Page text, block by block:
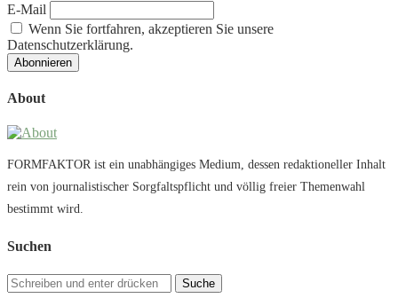
E-Mail
Wenn Sie fortfahren, akzeptieren Sie unsere
Datenschutzerklärung.
About
FORMFAKTOR ist ein unabhängiges Medium, dessen redaktioneller Inhalt
rein von journalistischer Sorgfaltspflicht und völlig freier Themenwahl
bestimmt wird.
Suchen
Suche